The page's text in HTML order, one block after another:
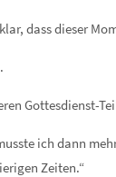
dass dieser
Gottesdienst-
ich dann
Zeiten.“